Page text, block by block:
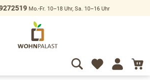
Mo.-Fr. 10–18 Uhr, Sa. 10–16 Uhr